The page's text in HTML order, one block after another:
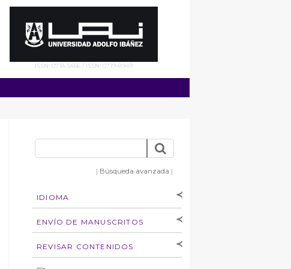
ISSN: 0718-5456 / ISSN: 0719-8949
] Búsqueda avanzada [
IDIOMA
[Español ] [English]
ENVÍO DE MANUSCRITOS
autores
Derechos de autoría
REVISAR CONTENIDOS